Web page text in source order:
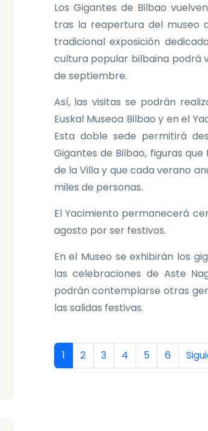
Los Gigantes de Bilbao
tras la reapertura del museo
tradicional exposición
cultura popular bilbaina podrá
de septiembre.
Así, las visitas se podrán
Euskal Museoa Bilbao y en el
Esta doble sede permitirá
Gigantes de Bilbao, figuras
de la Villa y que cada verano
miles de personas.
El Yacimiento permanecerá
agosto por ser festivos.
En el Museo se exhibirán los
las celebraciones de Aste
podrán contemplarse otras
las salidas festivas.
Paginación
Página actual
1 Página
2 Página
3 Página
4 Página
5 Página
6